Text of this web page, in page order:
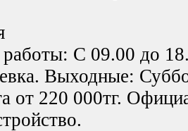
С 09.00 до
Выходные:
от 220 000тг.